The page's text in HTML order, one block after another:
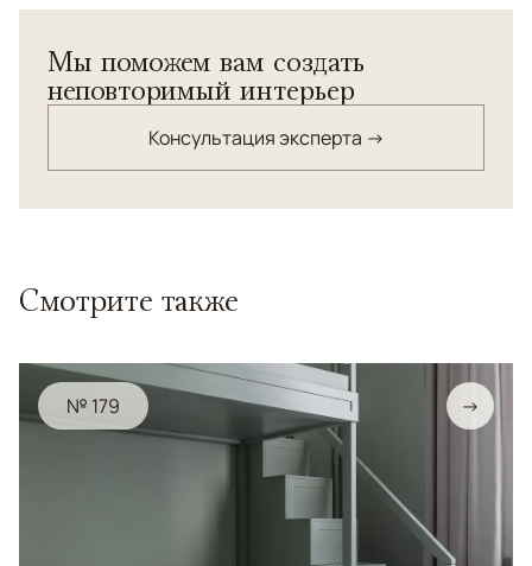
Мы поможем вам создать
неповторимый интерьер
Консультация эксперта →
Смотрите также
№ 179 →